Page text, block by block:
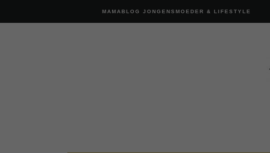
MAMABLOG JONGENSMOEDER & LIFESTYLE